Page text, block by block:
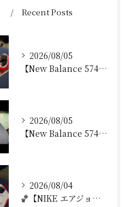
Recent Posts
2026/08/05
【New Balance 574 修理｜加水分解したウェッジ...
2026/08/05
【New Balance 574 修理｜ウェッジヒール加水分...
2026/08/04
🏀【NIKE エアジョーダン7 加水分解修理｜ミッドソール交...